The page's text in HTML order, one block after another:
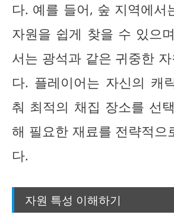
다. 예를 들어, 숲 지역에서
자원을 쉽게 찾을 수 있으
서는 광석과 같은 귀중한
다. 플레이어는 자신의 캐
춰 최적의 채집 장소를 선
해 필요한 재료를 전략적으
다.
자원 특성 이해하기